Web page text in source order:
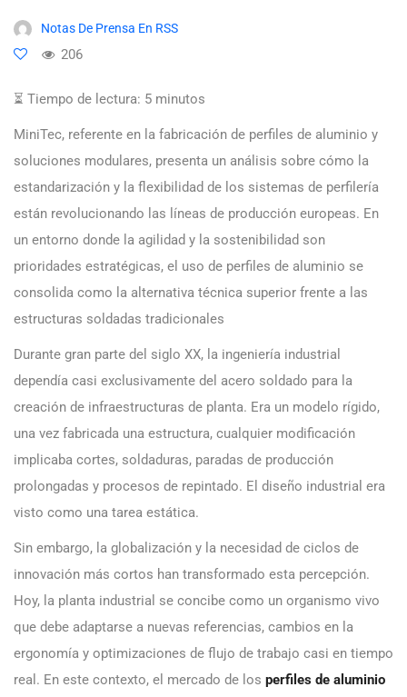
Notas De Prensa En RSS
206
⏳ Tiempo de lectura: 5 minutos
MiniTec, referente en la fabricación de perfiles de aluminio y
soluciones modulares, presenta un análisis sobre cómo la
estandarización y la flexibilidad de los sistemas de perfilería
están revolucionando las líneas de producción europeas. En
un entorno donde la agilidad y la sostenibilidad son
prioridades estratégicas, el uso de perfiles de aluminio se
consolida como la alternativa técnica superior frente a las
estructuras soldadas tradicionales
Durante gran parte del siglo XX, la ingeniería industrial
dependía casi exclusivamente del acero soldado para la
creación de infraestructuras de planta. Era un modelo rígido,
una vez fabricada una estructura, cualquier modificación
implicaba cortes, soldaduras, paradas de producción
prolongadas y procesos de repintado. El diseño industrial era
visto como una tarea estática.
Sin embargo, la globalización y la necesidad de ciclos de
innovación más cortos han transformado esta percepción.
Hoy, la planta industrial se concibe como un organismo vivo
que debe adaptarse a nuevas referencias, cambios en la
ergonomía y optimizaciones de flujo de trabajo casi en tiempo
real. En este contexto, el mercado de los perfiles de aluminio